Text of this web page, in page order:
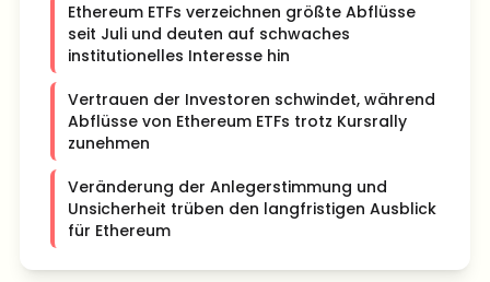
Ethereum ETFs verzeichnen größte Abflüsse
seit Juli und deuten auf schwaches
institutionelles Interesse hin
Vertrauen der Investoren schwindet, während
Abflüsse von Ethereum ETFs trotz Kursrally
zunehmen
Veränderung der Anlegerstimmung und
Unsicherheit trüben den langfristigen Ausblick
für Ethereum